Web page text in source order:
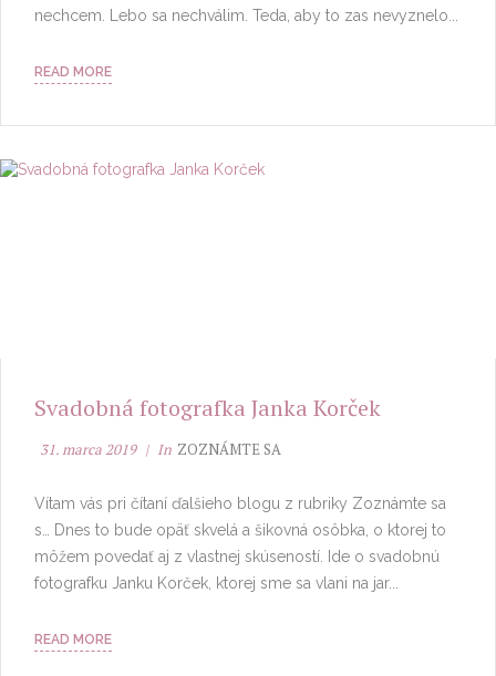
nechcem. Lebo sa nechválim. Teda, aby to zas nevyznelo...
READ MORE
Svadobná fotografka Janka Korček
31. marca 2019 In ZOZNÁMTE SA
Vítam vás pri čítaní ďalšieho blogu z rubriky Zoznámte sa
s… Dnes to bude opäť skvelá a šikovná osôbka, o ktorej to
môžem povedať aj z vlastnej skúseností. Ide o svadobnú
fotografku Janku Korček, ktorej sme sa vlani na jar...
READ MORE